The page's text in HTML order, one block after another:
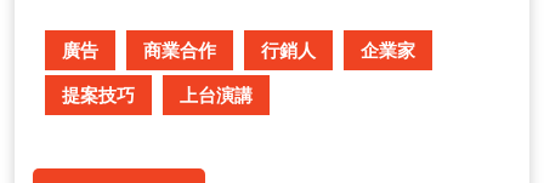
廣告 商業合作 行銷人 企業家
提案技巧 上台演講